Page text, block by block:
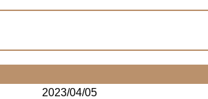
2023/04/05